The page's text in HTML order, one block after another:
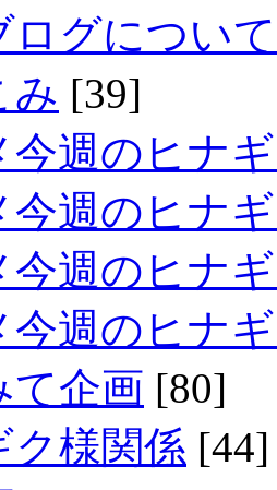
ログについて
み [39]
今週のヒナ
今週のヒナ
今週のヒナ
今週のヒナ
て企画 [80]
ク様関係 [44]